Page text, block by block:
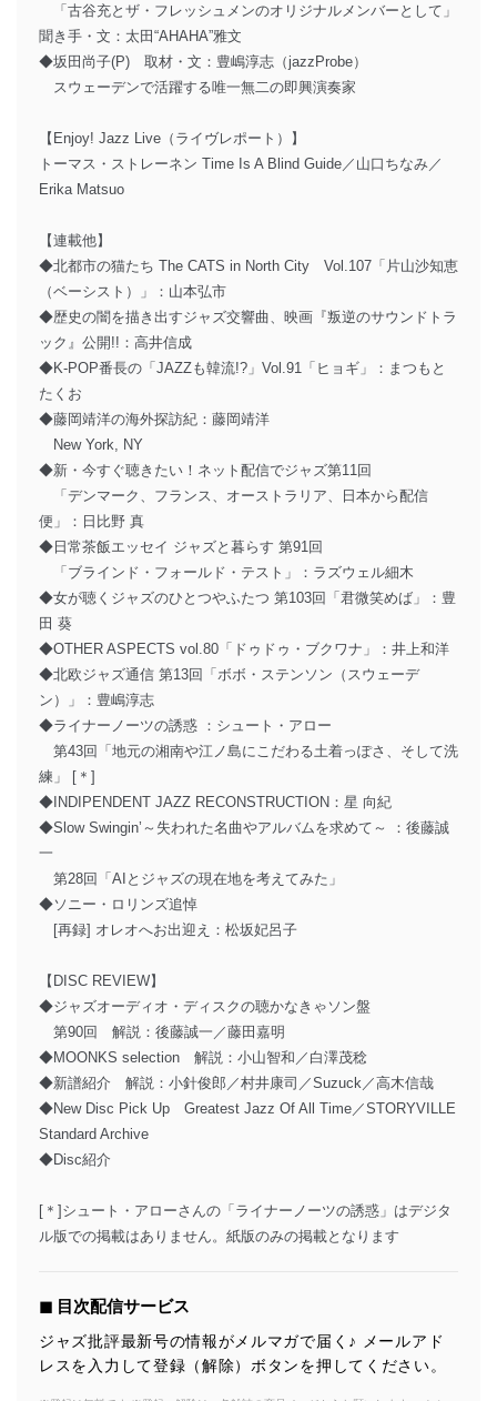
「古谷充とザ・フレッシュメンのオリジナルメンバーとして」
聞き手・文：太田“AHAHA”雅文
◆坂田尚子(P) 取材・文：豊嶋淳志（jazzProbe）
スウェーデンで活躍する唯一無二の即興演奏家
【Enjoy! Jazz Live（ライヴレポート）】
トーマス・ストレーネン Time Is A Blind Guide／山口ちなみ／
Erika Matsuo
【連載他】
◆北都市の猫たち The CATS in North City Vol.107「片山沙知恵
（ベーシスト）」：山本弘市
◆歴史の闇を描き出すジャズ交響曲、映画『叛逆のサウンドトラ
ック』公開!!：高井信成
◆K-POP番長の「JAZZも韓流!?」Vol.91「ヒョギ」：まつもと
たくお
◆藤岡靖洋の海外探訪紀：藤岡靖洋
New York, NY
◆新・今すぐ聴きたい！ネット配信でジャズ第11回
「デンマーク、フランス、オーストラリア、日本から配信
便」：日比野 真
◆日常茶飯エッセイ ジャズと暮らす 第91回
「ブラインド・フォールド・テスト」：ラズウェル細木
◆女が聴くジャズのひとつやふたつ 第103回「君微笑めば」：豊
田 葵
◆OTHER ASPECTS vol.80「ドゥドゥ・ブクワナ」：井上和洋
◆北欧ジャズ通信 第13回「ボボ・ステンソン（スウェーデ
ン）」：豊嶋淳志
◆ライナーノーツの誘惑 ：シュート・アロー
第43回「地元の湘南や江ノ島にこだわる土着っぽさ、そして洗
練」 [＊]
◆INDIPENDENT JAZZ RECONSTRUCTION：星 向紀
◆Slow Swingin’～失われた名曲やアルバムを求めて～ ：後藤誠
一
第28回「AIとジャズの現在地を考えてみた」
◆ソニー・ロリンズ追悼
[再録] オレオへお出迎え：松坂妃呂子
【DISC REVIEW】
◆ジャズオーディオ・ディスクの聴かなきゃソン盤
第90回 解説：後藤誠一／藤田嘉明
◆MOONKS selection 解説：小山智和／白澤茂稔
◆新譜紹介 解説：小針俊郎／村井康司／Suzuck／高木信哉
◆New Disc Pick Up Greatest Jazz Of All Time／STORYVILLE
Standard Archive
◆Disc紹介
[＊]シュート・アローさんの「ライナーノーツの誘惑」はデジタ
ル版での掲載はありません。紙版のみの掲載となります
◼︎ 目次配信サービス
ジャズ批評最新号の情報がメルマガで届く♪ メールアド
レスを入力して登録（解除）ボタンを押してください。